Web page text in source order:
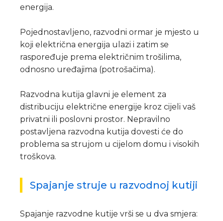
energija.
Pojednostavljeno, razvodni ormar je mjesto u
koji električna energija ulazi i zatim se
raspoređuje prema električnim trošilima,
odnosno uređajima (potrošačima).
Razvodna kutija glavni je element za
distribuciju električne energije kroz cijeli vaš
privatni ili poslovni prostor. Nepravilno
postavljena razvodna kutija dovesti će do
problema sa strujom u cijelom domu i visokih
troškova.
Spajanje struje u razvodnoj kutiji
Spajanje razvodne kutije vrši se u dva smjera: